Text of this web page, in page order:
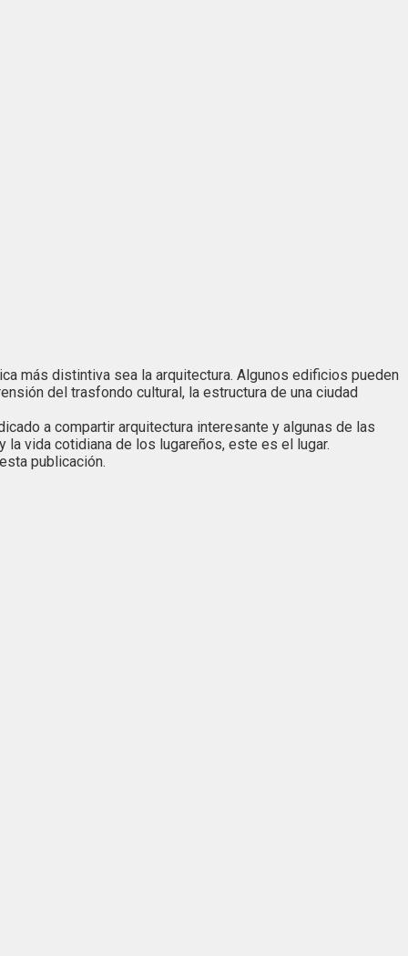
más distintiva sea la arquitectura. Algunos edificios pueden
del trasfondo cultural, la estructura de una ciudad
a compartir arquitectura interesante y algunas de las
vida cotidiana de los lugareños, este es el lugar.
publicación.